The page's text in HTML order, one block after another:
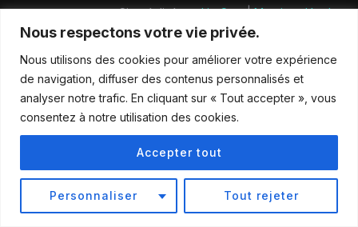
Nous respectons votre vie privée.
Nous utilisons des cookies pour améliorer votre expérience
de navigation, diffuser des contenus personnalisés et
analyser notre trafic. En cliquant sur « Tout accepter », vous
consentez à notre utilisation des cookies.
Personnaliser Tout rejeter
Accepter tout
Site réalisé parLiraCom|Mentions légales